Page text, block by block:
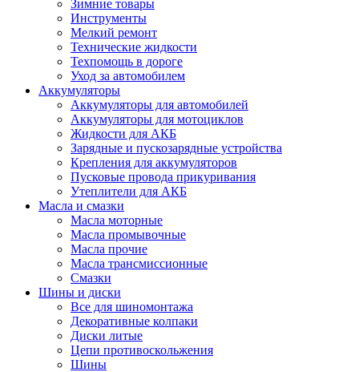
Зимние товары
Инструменты
Мелкий ремонт
Технические жидкости
Техпомощь в дороге
Уход за автомобилем
Аккумуляторы
Аккумуляторы для автомобилей
Аккумуляторы для мотоциклов
Жидкости для АКБ
Зарядные и пускозарядные устройства
Крепления для аккумуляторов
Пусковые провода прикуривания
Утеплители для АКБ
Масла и смазки
Масла моторные
Масла промывочные
Масла прочие
Масла трансмиссионные
Смазки
Шины и диски
Все для шиномонтажа
Декоративные колпаки
Диски литые
Цепи противоскольжения
Шины